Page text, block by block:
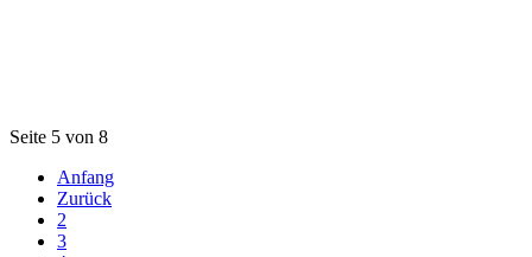
Seite 5 von 8
Anfang
Zurück
2
3